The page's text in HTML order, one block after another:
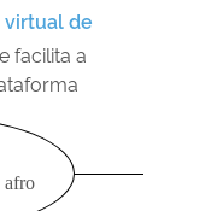
virtual de
facilita a